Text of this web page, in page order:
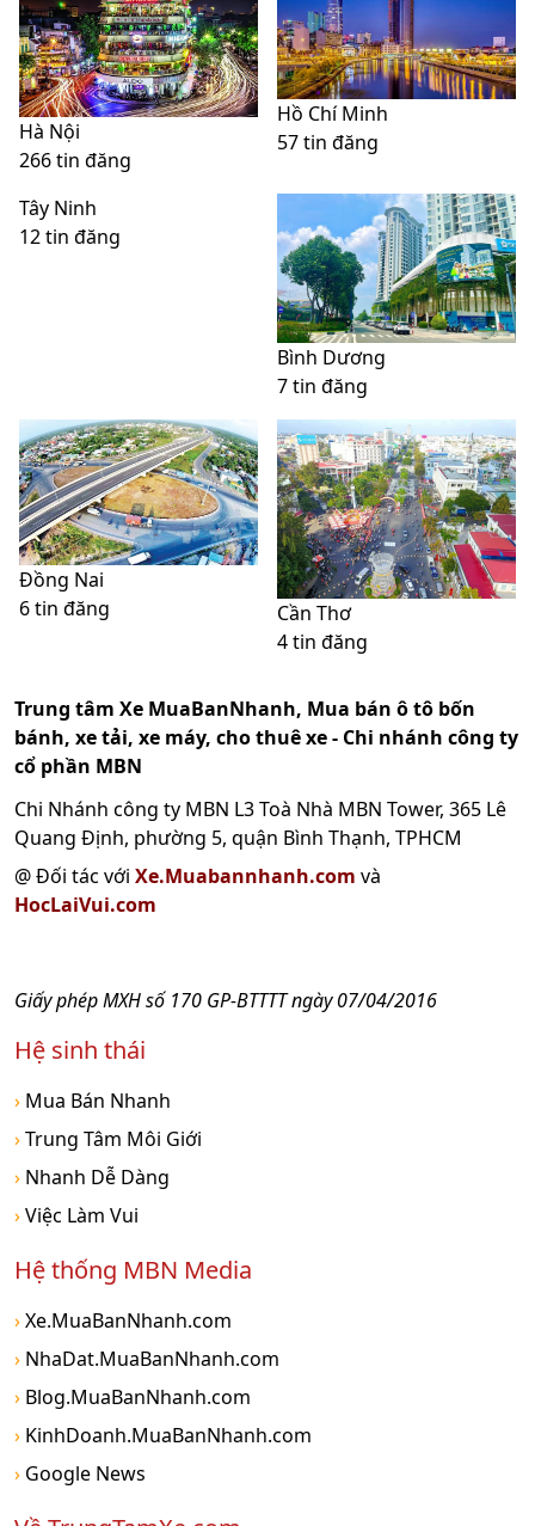
Hà Nội
266 tin đăng
Hồ Chí Minh
57 tin đăng
Tây Ninh
12 tin đăng
Bình Dương
7 tin đăng
Đồng Nai
6 tin đăng
Cần Thơ
4 tin đăng
Trung tâm Xe MuaBanNhanh, Mua bán ô tô bốn
bánh, xe tải, xe máy, cho thuê xe - Chi nhánh công ty
cổ phần MBN
Chi Nhánh công ty MBN L3 Toà Nhà MBN Tower, 365 Lê
Quang Định, phường 5, quận Bình Thạnh, TPHCM
@ Đối tác với Xe.Muabannhanh.com và
HocLaiVui.com
Giấy phép MXH số 170 GP-BTTTT ngày 07/04/2016
Hệ sinh thái
› Mua Bán Nhanh
›Trung Tâm Môi Giới
› Nhanh Dễ Dàng
›Việc Làm Vui
Hệ thống MBN Media
›Xe.MuaBanNhanh.com
› NhaDat.MuaBanNhanh.com
› Blog.MuaBanNhanh.com
› KinhDoanh.MuaBanNhanh.com
› Google News